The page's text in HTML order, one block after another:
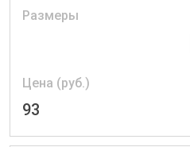
Размеры
Цена (руб.)
93